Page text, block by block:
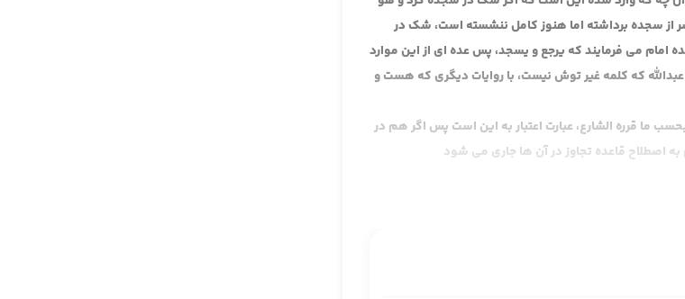
از سجده برداشته اما هنوز کامل ننشسته است، شک در
می فرمایند که یرجع و یسجد، پس عده ای از این موارد
که کلمه غیر توش نیست، با روایات دیگری که هست و
ما قرره الشارع، عبارت اعتبار به این است پس اگر هم در
اصطلاح قاعده تجاوز در آن ها جاری می شود
از این دو تا نداریم. یک روایت هست از درست ابن ابی
که آوردند مرحوم حاجی نوری در مستدرک است، اوائل